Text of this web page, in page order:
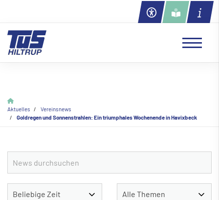
Aktuelles
Vereinsnews
Goldregen und Sonnenstrahlen: Ein triumphales Wochenende in Havixbeck